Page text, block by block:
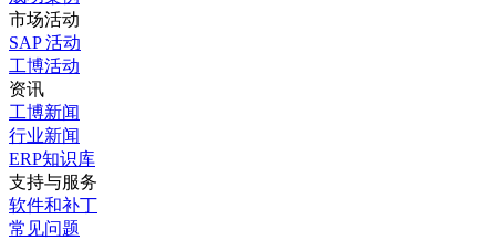
市场活动
SAP 活动
工博活动
资讯
工博新闻
行业新闻
ERP知识库
支持与服务
软件和补丁
常见问题